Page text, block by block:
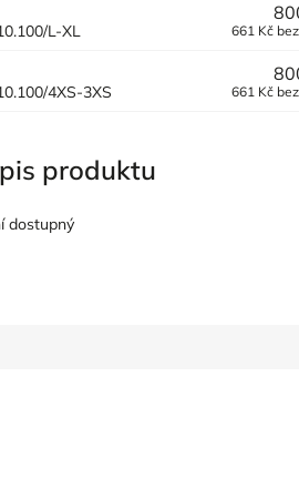
L-XL 661 Kč
4XS-3XS 661 Kč
produktu
dostupný